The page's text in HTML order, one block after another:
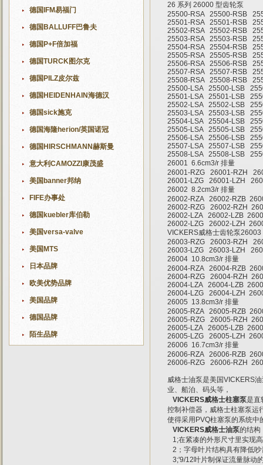
德国IFM易福门
德国BALLUFF巴鲁夫
德国P+F倍加福
德国TURCK图尔克
德国PILZ皮尔兹
德国HEIDENHAIN海德汉
德国sick施克
德国海隆herion/英国诺冠
德国HIRSCHMANN赫斯曼
意大利CAMOZZI康茂盛
美国banner邦纳
FIFE办事处
德国kuebler库伯勒
美国versa-valve
美国MTS
日本品牌
欧美优势品牌
美国品牌
德国品牌
陌生品牌
26 系列 26000 型齿轮泵
25500-RSA 25500-RSB
25501-RSA 25501-RSB
25502-RSA 25502-RSB
25503-RSA 25503-RSB
25504-RSA 25504-RSB
25505-RSA 25505-RSB
25506-RSA 25506-RSB
25507-RSA 25507-RSB
25508-RSA 25508-RSB
25500-LSA 25500-LSB
25501-LSA 25501-LSB
25502-LSA 25502-LSB
25503-LSA 25503-LSB
25504-LSA 25504-LSB
25505-LSA 25505-LSB
25506-LSA 25506-LSB
25507-LSA 25507-LSB
25508-LSA 25508-LSB
26001 6.6cm3/r 排量
26001-RZG 26001-RZH
26001-LZG 26001-LZH
26002 8.2cm3/r 排量
26002-RZA 26002-RZB
26002-RZG 26002-RZH
26002-LZA 26002-LZB
26002-LZG 26002-LZH
VICKERS威格士齿轮泵
26003-RZG 26003-RZH
26003-LZG 26003-LZH
26004 10.8cm3/r 排量
26004-RZA 26004-RZB
26004-RZG 26004-RZH
26004-LZA 26004-LZB
26004-LZG 26004-LZH
26005 13.8cm3/r 排量
26005-RZA 26005-RZB
26005-RZG 26005-RZH
26005-LZA 26005-LZB
26005-LZG 26005-LZH
26006 16.7cm3/r 排量
26006-RZA 26006-RZB
26006-RZG 26006-RZH
威格士油泵是美国VICKERS
业、船泊、码头等，
VICKERS威格士柱塞泵是直
控制补偿器，威格士柱塞泵运
使得采用PVQ柱塞泵的系统中
VICKERS威格士油泵的结构
1;在紧凑的外形尺寸里实现
2；字母叶片结构具有降低
3;'9/12叶片制保证流量脉动